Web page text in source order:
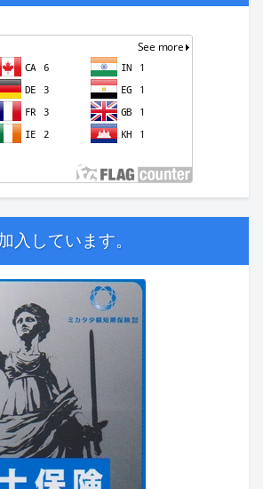
入しています。